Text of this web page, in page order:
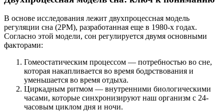
В основе исследования лежит двухпроцессная модель
регуляции сна (2PM), разработанная еще в 1980-х годах.
Согласно этой модели, сон регулируется двумя основными
факторами:
Гомеостатическим процессом — потребностью во сне,
которая накапливается во время бодрствования и
уменьшается во время отдыха.
Циркадным ритмом — внутренними биологическими
часами, которые синхронизируют наш организм с 24-
часовым циклом дня и ночи.